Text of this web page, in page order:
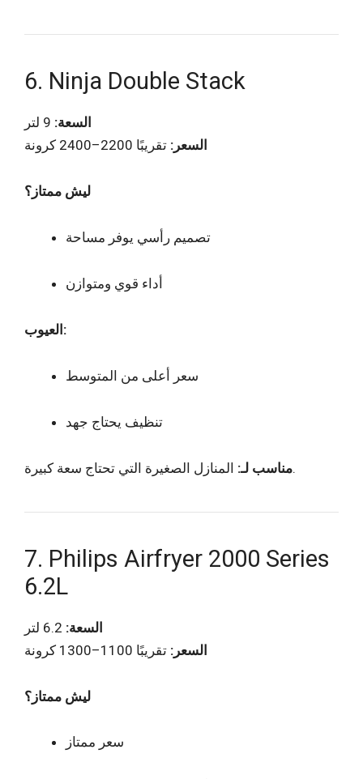
6. Ninja Double Stack
السعة:
السعر: تقريبًا 2200–2400 كرونة
ليش ممتاز؟
تصميم رأسي يوفر مساحة
أداء قوي ومتوازن
العيوب:
سعر أعلى من المتوسط
تنظيف يحتاج جهد
مناسب لـ:المنازل الصغيرة التي تحتاج سعة كبيرة.
7. Philips Airfryer 2000 Series
6.2L
السعة:
السعر: تقريبًا 1100–1300 كرونة
ليش ممتاز؟
سعر ممتاز